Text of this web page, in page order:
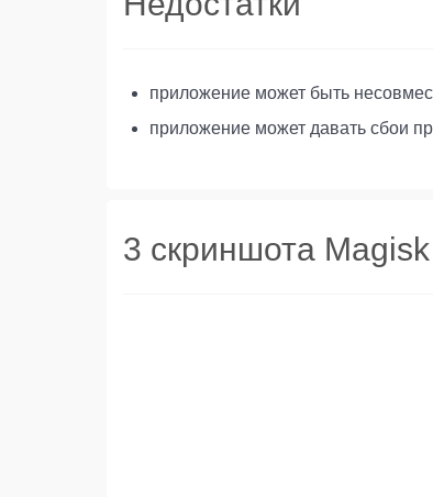
приложение может быть
приложение может давать сбои
3 скриншота